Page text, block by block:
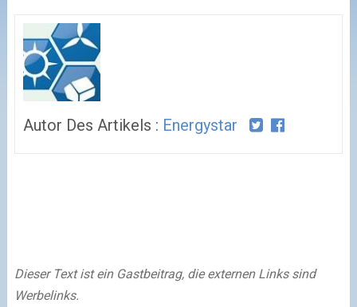
Autor Des Artikels : Energystar
Dieser Text ist ein Gastbeitrag, die externen Links sind
Werbelinks.